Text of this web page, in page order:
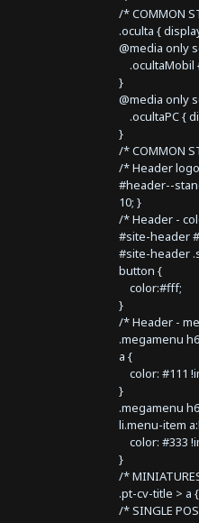
/* COMMON
.oculta {
@media only
.ocultaMobil
}
@media only
.ocultaPC {
}
/* COMMON
/* Header
#header--
10; }
/* Header -
#site-header
#site-header
button {
color:#fff;
}
/* Header -
.megamenu
a {
color: #111
}
.megamenu
li.menu-item
color: #333
}
/*
.pt-cv-title > a
/* SINGLE